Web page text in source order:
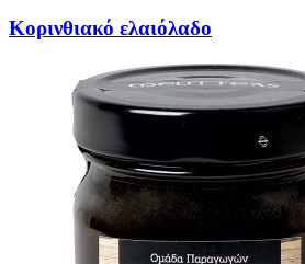
Κορινθιακό ελαιόλαδο